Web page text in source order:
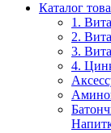
Каталог
1.
2.
3.
4.